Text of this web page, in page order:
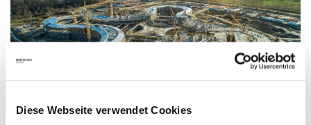
Diese Webseite verwendet Cookies